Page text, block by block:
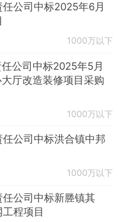
公司中标2025年6月
1000万以下
公司中标2025年5月
厅改造装修项目采购
1000万以下
公司中标洪合镇中邦
1000万以下
公司中标新塍镇其
程项目